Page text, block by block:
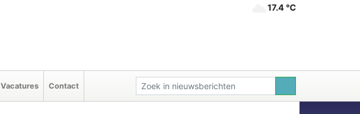
17.4 ℃
Vacatures Contact